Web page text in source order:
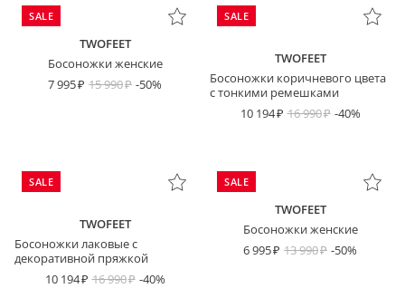
SALE
TWOFEET
Босоножки женские
7 995
15 990 -50%
SALE
TWOFEET
Босоножки коричневого цвета
с тонкими ремешками
10 194
16 990 -40%
SALE
TWOFEET
Босоножки лаковые с
декоративной пряжкой
10 194
16 990 -40%
SALE
TWOFEET
Босоножки женские
6 995
13 990 -50%